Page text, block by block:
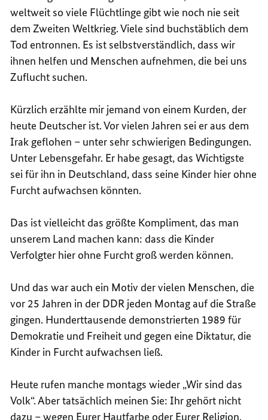
weltweit so viele Flüchtlinge gibt wie noch nie seit
dem Zweiten Weltkrieg. Viele sind buchstäblich dem
Tod entronnen. Es ist selbstverständlich, dass wir
ihnen helfen und Menschen aufnehmen, die bei uns
Zuflucht suchen.
Kürzlich erzählte mir jemand von einem Kurden, der
heute Deutscher ist. Vor vielen Jahren sei er aus dem
Irak geflohen – unter sehr schwierigen Bedingungen.
Unter Lebensgefahr. Er habe gesagt, das Wichtigste
sei für ihn in Deutschland, dass seine Kinder hier ohne
Furcht aufwachsen könnten.
Das ist vielleicht das größte Kompliment, das man
unserem Land machen kann: dass die Kinder
Verfolgter hier ohne Furcht groß werden können.
Und das war auch ein Motiv der vielen Menschen, die
vor 25 Jahren in der DDR jeden Montag auf die Straße
gingen. Hunderttausende demonstrierten 1989 für
Demokratie und Freiheit und gegen eine Diktatur, die
Kinder in Furcht aufwachsen ließ.
Heute rufen manche montags wieder „Wir sind das
Volk“. Aber tatsächlich meinen Sie: Ihr gehört nicht
dazu – wegen Eurer Hautfarbe oder Eurer Religion.